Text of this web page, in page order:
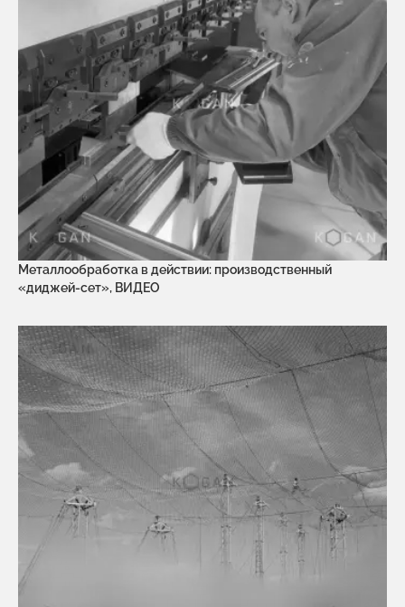
Металлообработка в действии: производственный
«диджей-сет», ВИДЕО